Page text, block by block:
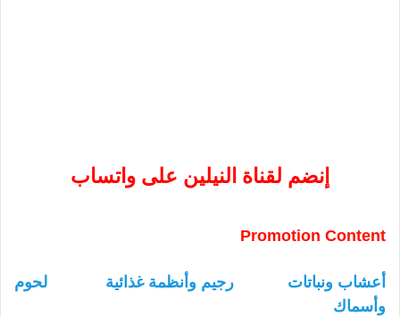
إنضم لقناة النيلين على واتساب
Promotion Content
أعشاب ونباتات رجيم وأنظمة غذائية
لحوم
وأسماك